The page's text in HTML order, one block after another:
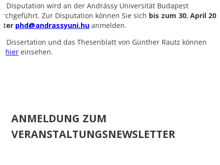
Disputation wird an der Andrássy Universität Budapest
Zur Disputation können Sie sich bis zum 30. April
phd@andrassyuni.hu anmelden.
Dissertation und das Thesenblatt von Günther Rautz können
hier einsehen.
ANMELDUNG ZUM
VERANSTALTUNGSNEWSLETTER